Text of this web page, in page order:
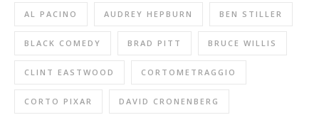
AL PACINO AUDREY HEPBURN BEN STILLER
BLACK COMEDY BRAD PITT BRUCE WILLIS
CLINT EASTWOOD CORTOMETRAGGIO
CORTO PIXAR DAVID CRONENBERG